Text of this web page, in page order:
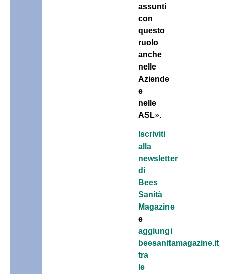
assunti
con
questo
ruolo
anche
nelle
Aziende
e
nelle
ASL».
Iscriviti
alla
newsletter
di
Bees
Sanità
Magazine
e
aggiungi
beesanitamagazine.it
tra
le